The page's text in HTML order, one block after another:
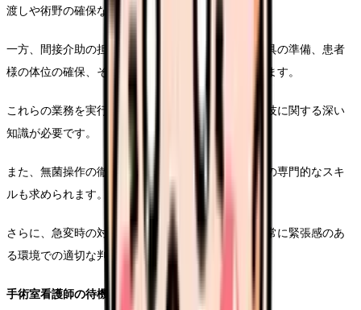
渡しや術野の確保などを行います。
一方、間接介助の担当では、手術に必要な器具や器具の準備、患者
様の体位の確保、そして術中の安全管理などを行います。
これらの業務を実行するためには、解剖学や手術手技に関する深い
知識が必要です。
また、無菌操作の徹底や感染管理など、手術室特有の専門的なスキ
ルも求められます。
さらに、急変時の対応や、麻酔科医との連携など、常に緊張感のあ
る環境での適切な判断力が重要となります。
手術室看護師の待機とキャリアパス